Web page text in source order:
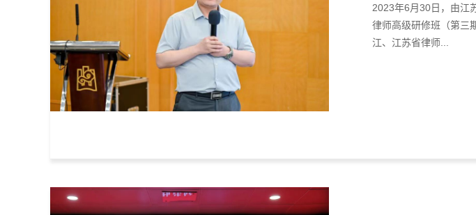
2023年6月30日，由江
律师高级研修班（第三
江、江苏省律师...